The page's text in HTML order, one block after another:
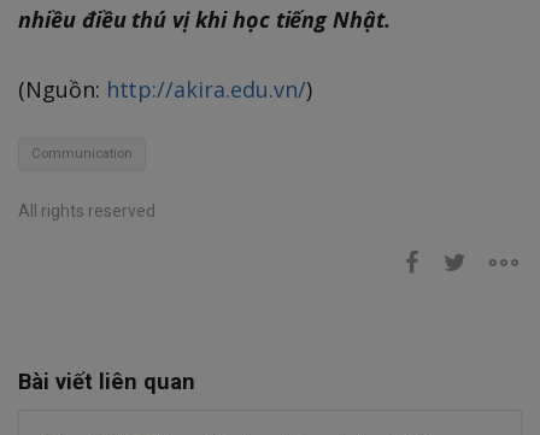
nhiều điều thú vị khi học tiếng Nhật.
(Nguồn: http://akira.edu.vn/)
Communication
All rights reserved
Bài viết liên quan